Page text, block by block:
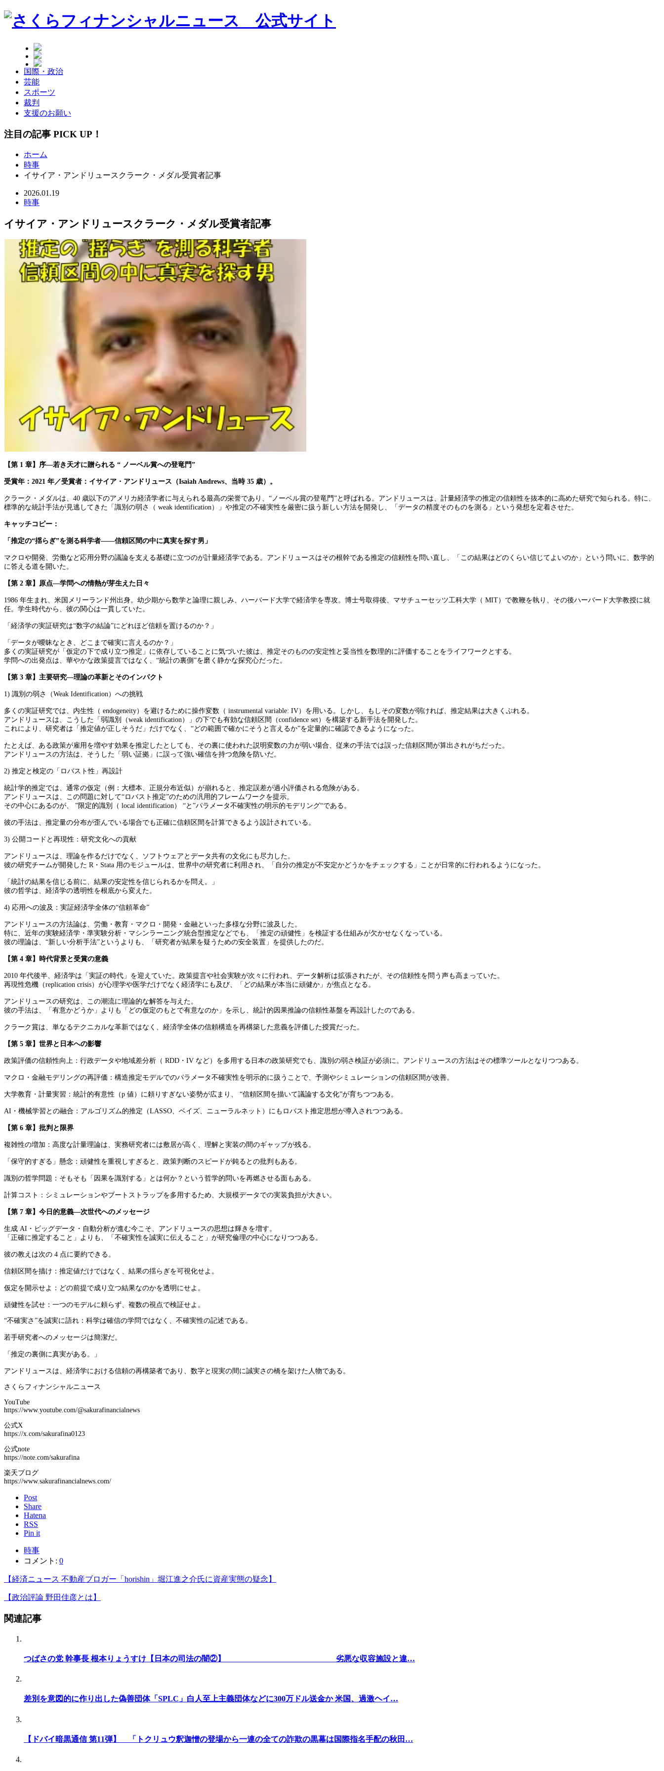
国際・政治
芸能
スポーツ
裁判
支援のお願い
注目の記事 PICK UP！
ホーム
時事
イサイア・アンドリュースクラーク・メダル受賞者記事
2026.01.19
時事
イサイア・アンドリュースクラーク・メダル受賞者記事
【第 1 章】序―若き天才に贈られる “ ノーベル賞への登竜門”
受賞年：2021 年／受賞者：イサイア・アンドリュース（Isaiah Andrews、当時 35 歳）。
クラーク・メダルは、40 歳以下のアメリカ経済学者に与えられる最高の栄誉であり、“ノーベル賞の登竜門”と呼ばれる。アンドリュースは、計量経済学の推定の信頼性を抜本的に高めた研究で知られる。特に、
標準的な統計手法が見逃してきた「識別の弱さ（ weak identification）」や推定の不確実性を厳密に扱う新しい方法を開発し、「データの精度そのものを測る」という発想を定着させた。
キャッチコピー：
「推定の“揺らぎ”を測る科学者——信頼区間の中に真実を探す男」
マクロや開発、労働など応用分野の議論を支える基礎に立つのが計量経済学である。アンドリュースはその根幹である推定の信頼性を問い直し、「この結果はどのくらい信じてよいのか」という問いに、数学的
に答える道を開いた。
【第 2 章】原点―学問への情熱が芽生えた日々
1986 年生まれ、米国メリーランド州出身。幼少期から数学と論理に親しみ、ハーバード大学で経済学を専攻。博士号取得後、マサチューセッツ工科大学（ MIT）で教鞭を執り、その後ハーバード大学教授に就
任。学生時代から、彼の関心は一貫していた。
「経済学の実証研究は“数字の結論”にどれほど信頼を置けるのか？」
「データが曖昧なとき、どこまで確実に言えるのか？」
多くの実証研究が「仮定の下で成り立つ推定」に依存していることに気づいた彼は、推定そのものの安定性と妥当性を数理的に評価することをライフワークとする。
学問への出発点は、華やかな政策提言ではなく、“統計の裏側”を磨く静かな探究心だった。
【第 3 章】主要研究―理論の革新とそのインパクト
1) 識別の弱さ（Weak Identification）への挑戦
多くの実証研究では、内生性（ endogeneity）を避けるために操作変数（ instrumental variable: IV）を用いる。しかし、もしその変数が弱ければ、推定結果は大きくぶれる。
アンドリュースは、こうした「弱識別（weak identification）」の下でも有効な信頼区間（confidence set）を構築する新手法を開発した。
これにより、研究者は「推定値が正しそうだ」だけでなく、“どの範囲で確かにそうと言えるか”を定量的に確認できるようになった。
たとえば、ある政策が雇用を増やす効果を推定したとしても、その裏に使われた説明変数の力が弱い場合、従来の手法では誤った信頼区間が算出されがちだった。
アンドリュースの方法は、そうした「弱い証拠」に誤って強い確信を持つ危険を防いだ。
2) 推定と検定の「ロバスト性」再設計
統計学的推定では、通常の仮定（例：大標本、正規分布近似）が崩れると、推定誤差が過小評価される危険がある。
アンドリュースは、この問題に対して“ロバスト推定”のための汎用的フレームワークを提示。
その中心にあるのが、 ”限定的識別（ local identification） “と”パラメータ不確実性の明示的モデリング“である。
彼の手法は、推定量の分布が歪んでいる場合でも正確に信頼区間を計算できるよう設計されている。
3) 公開コードと再現性：研究文化への貢献
アンドリュースは、理論を作るだけでなく、ソフトウェアとデータ共有の文化にも尽力した。
彼の研究チームが開発した R・Stata 用のモジュールは、世界中の研究者に利用され、「自分の推定が不安定かどうかをチェックする」ことが日常的に行われるようになった。
「統計の結果を信じる前に、結果の安定性を信じられるかを問え。」
彼の哲学は、経済学の透明性を根底から変えた。
4) 応用への波及：実証経済学全体の“信頼革命”
アンドリュースの方法論は、労働・教育・マクロ・開発・金融といった多様な分野に波及した。
特に、近年の実験経済学・準実験分析・マシンラーニング統合型推定などでも、「推定の頑健性」を検証する仕組みが欠かせなくなっている。
彼の理論は、“新しい分析手法”というよりも、「研究者が結果を疑うための安全装置」を提供したのだ。
【第 4 章】時代背景と受賞の意義
2010 年代後半、経済学は「実証の時代」を迎えていた。政策提言や社会実験が次々に行われ、データ解析は拡張されたが、その信頼性を問う声も高まっていた。
再現性危機（replication crisis）が心理学や医学だけでなく経済学にも及び、「どの結果が本当に頑健か」が焦点となる。
アンドリュースの研究は、この潮流に理論的な解答を与えた。
彼の手法は、「有意かどうか」よりも「どの仮定のもとで有意なのか」を示し、統計的因果推論の信頼性基盤を再設計したのである。
クラーク賞は、単なるテクニカルな革新ではなく、経済学全体の信頼構造を再構築した意義を評価した授賞だった。
【第 5 章】世界と日本への影響
政策評価の信頼性向上：行政データや地域差分析（ RDD・IV など）を多用する日本の政策研究でも、識別の弱さ検証が必須に。アンドリュースの方法はその標準ツールとなりつつある。
マクロ・金融モデリングの再評価：構造推定モデルでのパラメータ不確実性を明示的に扱うことで、予測やシミュレーションの信頼区間が改善。
大学教育・計量実習：統計的有意性（p 値）に頼りすぎない姿勢が広まり、 “信頼区間を描いて議論する文化”が育ちつつある。
AI・機械学習との融合：アルゴリズム的推定（LASSO、ベイズ、ニューラルネット）にもロバスト推定思想が導入されつつある。
【第 6 章】批判と限界
複雑性の増加：高度な計量理論は、実務研究者には敷居が高く、理解と実装の間のギャップが残る。
「保守的すぎる」懸念：頑健性を重視しすぎると、政策判断のスピードが鈍るとの批判もある。
識別の哲学問題：そもそも「因果を識別する」とは何か？という哲学的問いを再燃させる面もある。
計算コスト：シミュレーションやブートストラップを多用するため、大規模データでの実装負担が大きい。
【第 7 章】今日的意義―次世代へのメッセージ
生成 AI・ビッグデータ・自動分析が進む今こそ、アンドリュースの思想は輝きを増す。
「正確に推定すること」よりも、「不確実性を誠実に伝えること」が研究倫理の中心になりつつある。
彼の教えは次の 4 点に要約できる。
信頼区間を描け：推定値だけではなく、結果の揺らぎを可視化せよ。
仮定を開示せよ：どの前提で成り立つ結果なのかを透明にせよ。
頑健性を試せ：一つのモデルに頼らず、複数の視点で検証せよ。
“不確実さ”を誠実に語れ：科学は確信の学問ではなく、不確実性の記述である。
若手研究者へのメッセージは簡潔だ。
「推定の裏側に真実がある。」
アンドリュースは、経済学における信頼の再構築者であり、数字と現実の間に誠実さの橋を架けた人物である。
さくらフィナンシャルニュース
YouTube
https://www.youtube.com/@sakurafinancialnews
公式X
https://x.com/sakurafina0123
公式note
https://note.com/sakurafina
楽天ブログ
https://www.sakurafinancialnews.com/
Post
Share
Hatena
RSS
Pin it
時事
コメント: 0
【経済ニュース 不動産ブロガー「horishin」堀江進之介氏に資産実態の疑念】
【政治評論 野田佳彦とは】
関連記事
つばさの党 幹事長 根本りょうすけ【日本の司法の闇②】 劣悪な収容施設と違…
差別を意図的に作り出した偽善団体「SPLC」白人至上主義団体などに300万ドル送金か 米国、過激ヘイ…
【ドバイ暗黒通信 第11弾】 「トクリュウ釈迦憎の登場から一連の全ての詐欺の黒幕は国際指名手配の秋田…